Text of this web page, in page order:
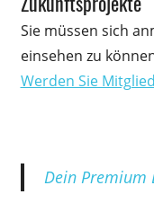
Sie müssen sich
einsehen zu
Werden Sie
Dein Premium